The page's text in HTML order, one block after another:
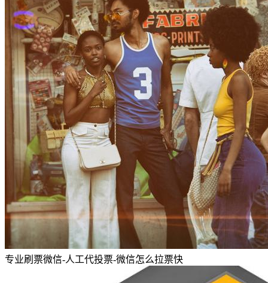
专业刷票微信-人工代投票-微信怎么拉票快